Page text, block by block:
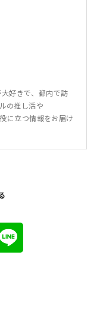
好きで、都内で訪
の推し活や
に立つ情報をお届け